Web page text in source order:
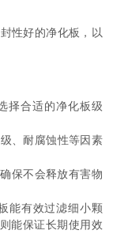
性好的净化板，以
择合适的净化板级
、耐腐蚀性等因素
保不会释放有害物
能有效过滤细小颗
能保证长期使用效